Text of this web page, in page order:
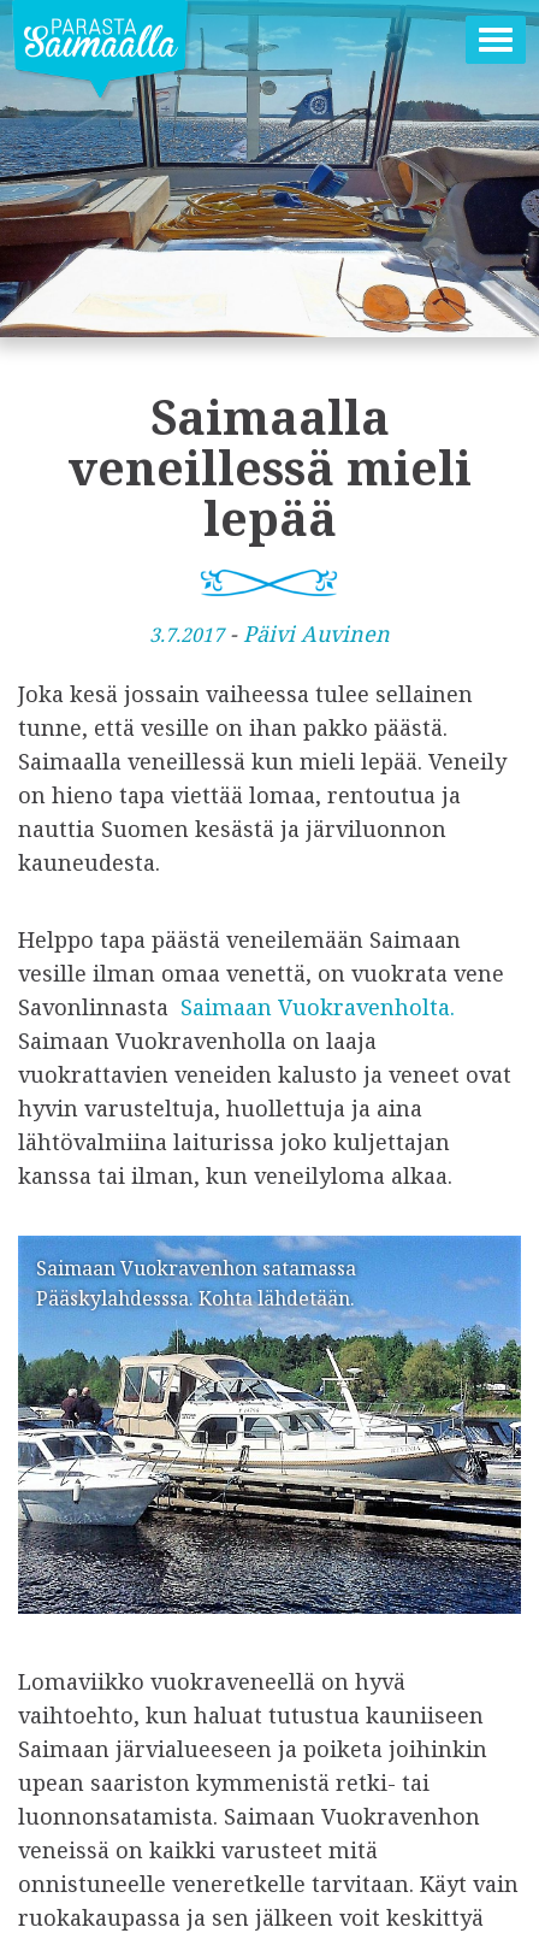
Saimaalla
veneillessä mieli
lepää
J
l
k
a
i
s
t
3.7.2017-Päivi Auvinen
Joka kesä jossain vaiheessa tulee sellainen
tunne, että vesille on ihan pakko päästä.
Saimaalla veneillessä kun mieli lepää. Veneily
on hieno tapa viettää lomaa, rentoutua ja
nauttia Suomen kesästä ja järviluonnon
kauneudesta.
Helppo tapa päästä veneilemään Saimaan
vesille ilman omaa venettä, on vuokrata vene
Savonlinnasta Saimaan Vuokravenholta.
Saimaan Vuokravenholla on laaja
vuokrattavien veneiden kalusto ja veneet ovat
hyvin varusteltuja, huollettuja ja aina
lähtövalmiina laiturissa joko kuljettajan
kanssa tai ilman, kun veneilyloma alkaa.
Saimaan Vuokravenhon satamassa
Pääskylahdesssa. Kohta lähdetään.
Lomaviikko vuokraveneellä on hyvä
vaihtoehto, kun haluat tutustua kauniiseen
Saimaan järvialueeseen ja poiketa joihinkin
upean saariston kymmenistä retki- tai
luonnonsatamista. Saimaan Vuokravenhon
veneissä on kaikki varusteet mitä
onnistuneelle veneretkelle tarvitaan. Käyt vain
ruokakaupassa ja sen jälkeen voit keskittyä